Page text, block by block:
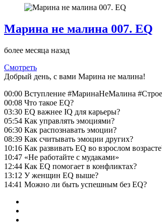
Марина не малина 007. EQ
более месяца назад
Смотреть
Добрый день, с вами Марина не малина!
00:00 Вступление #МаринаНеМалина
00:08 Что такое EQ?
03:30 EQ важнее IQ для карьеры?
05:54 Как управлять эмоциями?
06:30 Как распознавать эмоции?
08:39 Как считывать эмоции других?
10:16 Как развивать EQ во взрослом
10:47 «Не работайте с мудаками»
12:44 Как EQ помогает в конфликтах?
13:12 У женщин EQ выше?
14:41 Можно ли быть успешным без EQ?